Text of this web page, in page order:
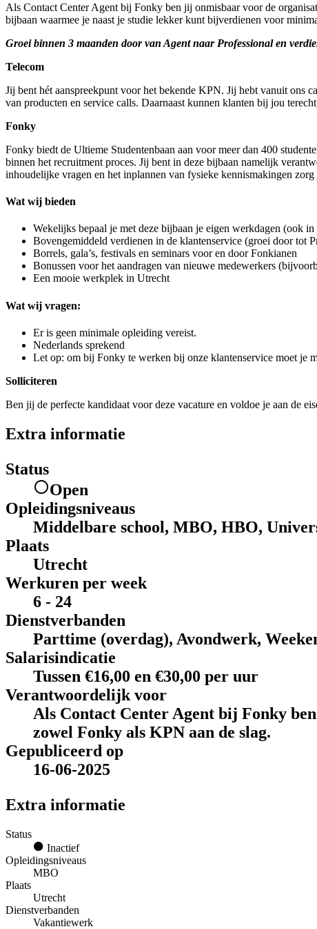
Als Contact Center Agent bij Fonky ben jij onmisbaar voor de
bijbaan waarmee je naast je studie lekker kunt bijverdienen voor
Groei binnen 3 maanden door van Agent naar Professional en
Telecom
Jij bent hét aanspreekpunt voor het bekende KPN. Jij hebt vanuit ons
van producten en service calls. Daarnaast kunnen klanten bij jou
Fonky
Fonky biedt de Ultieme Studentenbaan aan voor meer dan 400
binnen het recruitment proces. Jij bent in deze bijbaan namelijk
inhoudelijke vragen en het inplannen van fysieke kennismakingen
Wat wij bieden
Wekelijks bepaal je met deze bijbaan je eigen werkdagen (ook
Bovengemiddeld verdienen in de klantenservice (groei door tot
Borrels, gala’s, festivals en seminars voor en door Fonkianen
Bonussen voor het aandragen van nieuwe medewerkers
Een mooie werkplek in Utrecht
Wat wij vragen:
Er is geen minimale opleiding vereist.
Nederlands sprekend
Let op: om bij Fonky te werken bij onze klantenservice moet je
Solliciteren
Ben jij de perfecte kandidaat voor deze vacature en voldoe je aan de
Extra informatie
Status
Open
Opleidingsniveaus
Middelbare school, MBO, HBO,
Plaats
Utrecht
Werkuren per week
6 - 24
Dienstverbanden
Parttime (overdag), Avondwerk,
Salarisindicatie
Tussen €16,00 en €30,00 per uur
Verantwoordelijk voor
Als Contact Center Agent bij Fonky
zowel Fonky als KPN aan de slag.
Gepubliceerd op
16-06-2025
Extra informatie
Status
Inactief
Opleidingsniveaus
MBO
Plaats
Utrecht
Dienstverbanden
Vakantiewerk